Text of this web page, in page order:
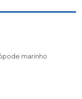
marinho